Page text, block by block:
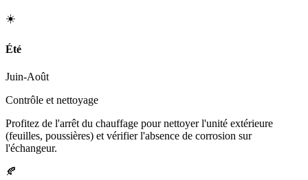
☀️
Été
Juin-Août
Contrôle et nettoyage
Profitez de l'arrêt du chauffage pour nettoyer l'unité extérieure
(feuilles, poussières) et vérifier l'absence de corrosion sur
l'échangeur.
🍂